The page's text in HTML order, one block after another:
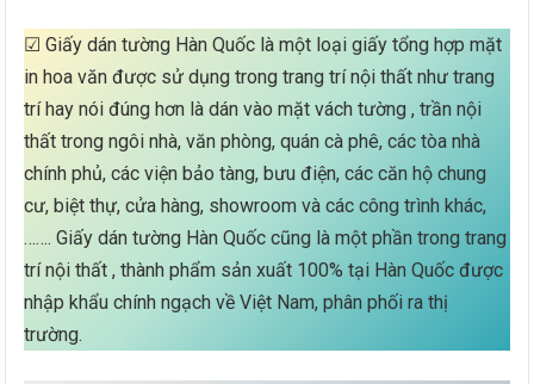
☑ Giấy dán tường Hàn Quốc là một loại giấy tổng hợp mặt
in hoa văn được sử dụng trong trang trí nội thất như trang
trí hay nói đúng hơn là dán vào mặt vách tường , trần nội
thất trong ngôi nhà, văn phòng, quán cà phê, các tòa nhà
chính phủ, các viện bảo tàng, bưu điện, các căn hộ chung
cư, biệt thự, cửa hàng, showroom và các công trình khác,
……. Giấy dán tường Hàn Quốc cũng là một phần trong trang
trí nội thất , thành phẩm sản xuất 100% tại Hàn Quốc được
nhập khẩu chính ngạch về Việt Nam, phân phối ra thị
trường.